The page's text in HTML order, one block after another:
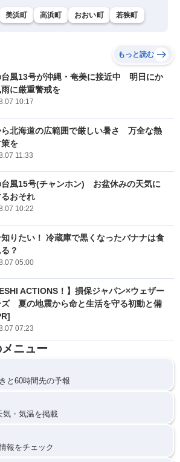
美浜町 高浜町 おおい町 若狭町
もっと読む
台風13号が沖縄・奄美に接近中 明日にか
に厳重警戒を
10:17
ら北海道の広範囲で厳しい暑さ 万全な熱
を
11:33
台風15号(チャンホン) お盆休みの天気に
おそれ
10:22
りたい！ 冷蔵庫で黒くなったバナナは食
？
05:00
ACTIONS！】損保ジャパン×ウェザー
ズ 夏の地震から命と生活を守る初動と備
07:23
ニュー
と60時間先の予報
気・気温を掲載
報をチェック